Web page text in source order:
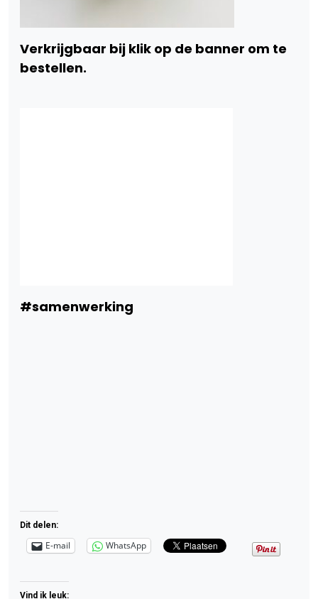
Verkrijgbaar bij klik op de banner om te
bestellen.
#samenwerking
Dit delen:
E-mail WhatsApp
Vind ik leuk: